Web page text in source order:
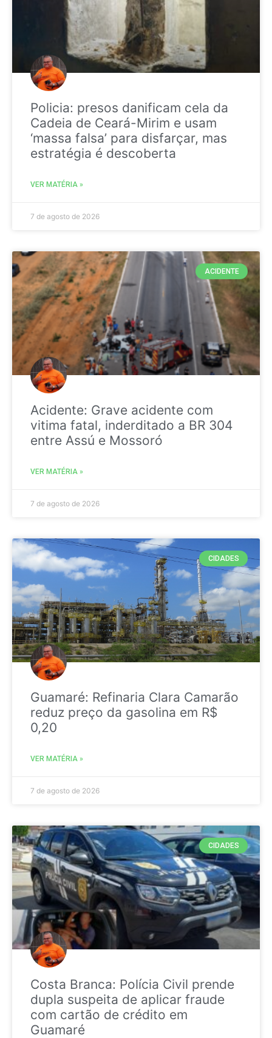
Policia: presos danificam cela da
Cadeia de Ceará-Mirim e usam
‘massa falsa’ para disfarçar, mas
estratégia é descoberta
VER MATÉRIA »
7 de agosto de 2026
ACIDENTE
Acidente: Grave acidente com
vitima fatal, inderditado a BR 304
entre Assú e Mossoró
VER MATÉRIA »
7 de agosto de 2026
CIDADES
Guamaré: Refinaria Clara Camarão
reduz preço da gasolina em R$
0,20
VER MATÉRIA »
7 de agosto de 2026
CIDADES
Costa Branca: Polícia Civil prende
dupla suspeita de aplicar fraude
com cartão de crédito em
Guamaré